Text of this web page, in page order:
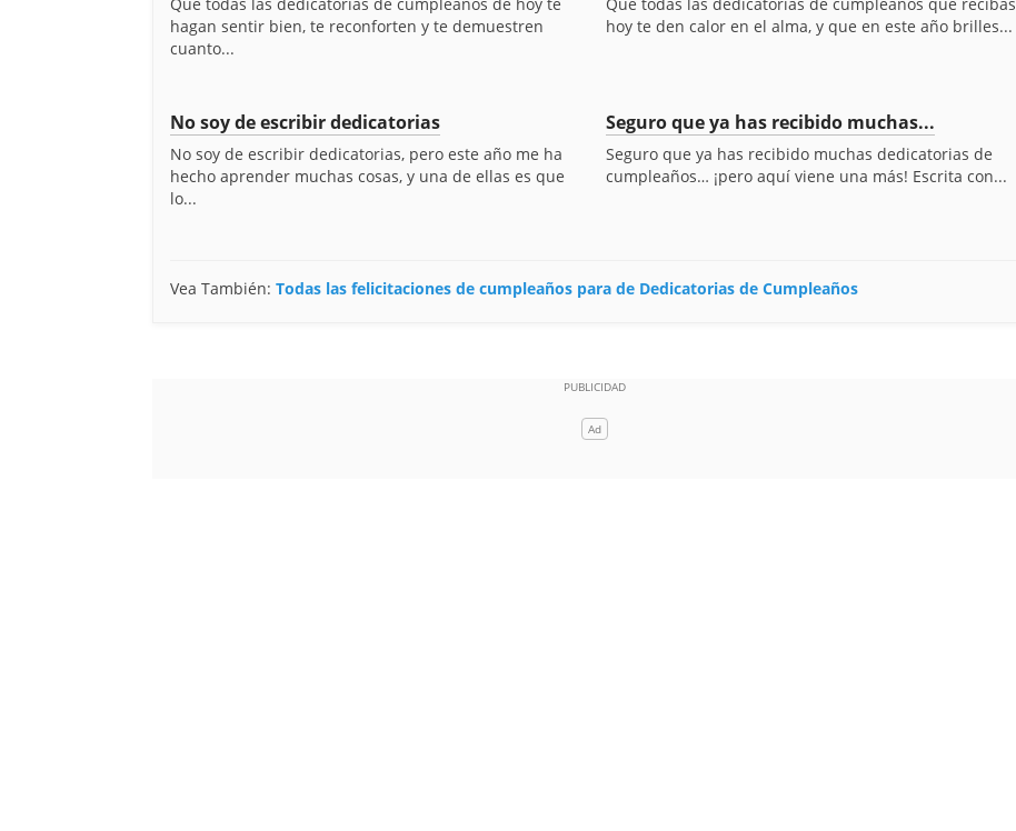
hagan sentir bien, te reconforten y te demuestren
cuanto...
hoy te den calor en el alma, y que en este año brilles...
No soy de escribir dedicatorias
No soy de escribir dedicatorias, pero este año me ha
hecho aprender muchas cosas, y una de ellas es que
lo...
Seguro que ya has recibido muchas...
Seguro que ya has recibido muchas dedicatorias de
cumpleaños… ¡pero aquí viene una más! Escrita con...
Vea También: Todas las felicitaciones de cumpleaños para de Dedicatorias de Cumpleaños